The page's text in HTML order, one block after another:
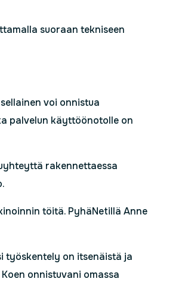
suoraan tekniseen
voi onnistua
palvelun käyttöönotolle on
rakennettaessa
töitä. PyhäNetillä Anne
työskentely on itsenäistä ja
onnistuvani omassa